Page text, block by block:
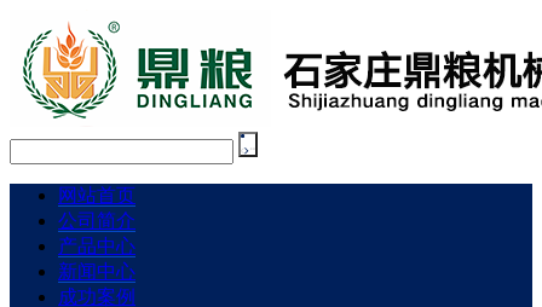
网站首页
公司简介
产品中心
新闻中心
成功案例